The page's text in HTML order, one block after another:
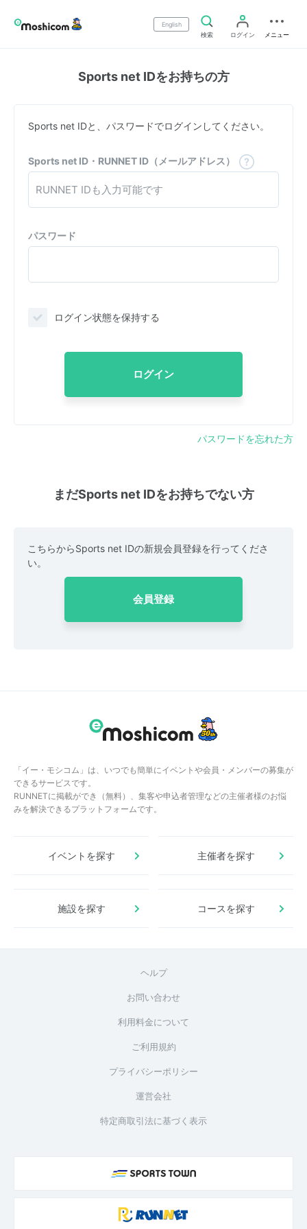
English
検索
ログイン メニュー
Sports net IDをお持ちの方
Sports net IDと、パスワードでログインしてください。
Sports net ID・RUNNET ID（メールアドレス）
パスワード
ログイン状態を保持する
ログイン
パスワードを忘れた方
まだSports net IDをお持ちでない方
こちらからSports net IDの新規会員登録を行ってくださ
い。
会員登録
「イー・モシコム」は、いつでも簡単にイベントや会員・メンバーの募集が
できるサービスです。
RUNNETに掲載ができ（無料）、集客や申込者管理などの主催者様のお悩
みを解決できるプラットフォームです。
イベントを探す 主催者を探す
施設を探す コースを探す
ヘルプ
お問い合わせ
利用料金について
ご利用規約
プライバシーポリシー
運営会社
特定商取引法に基づく表示